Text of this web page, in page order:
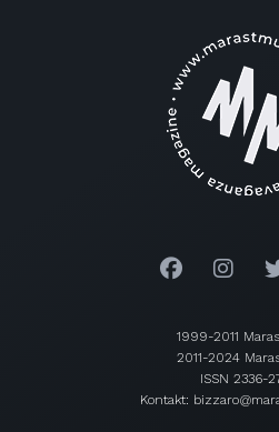
1999-2011
2011-2024
ISSN 2336-
Kontakt: